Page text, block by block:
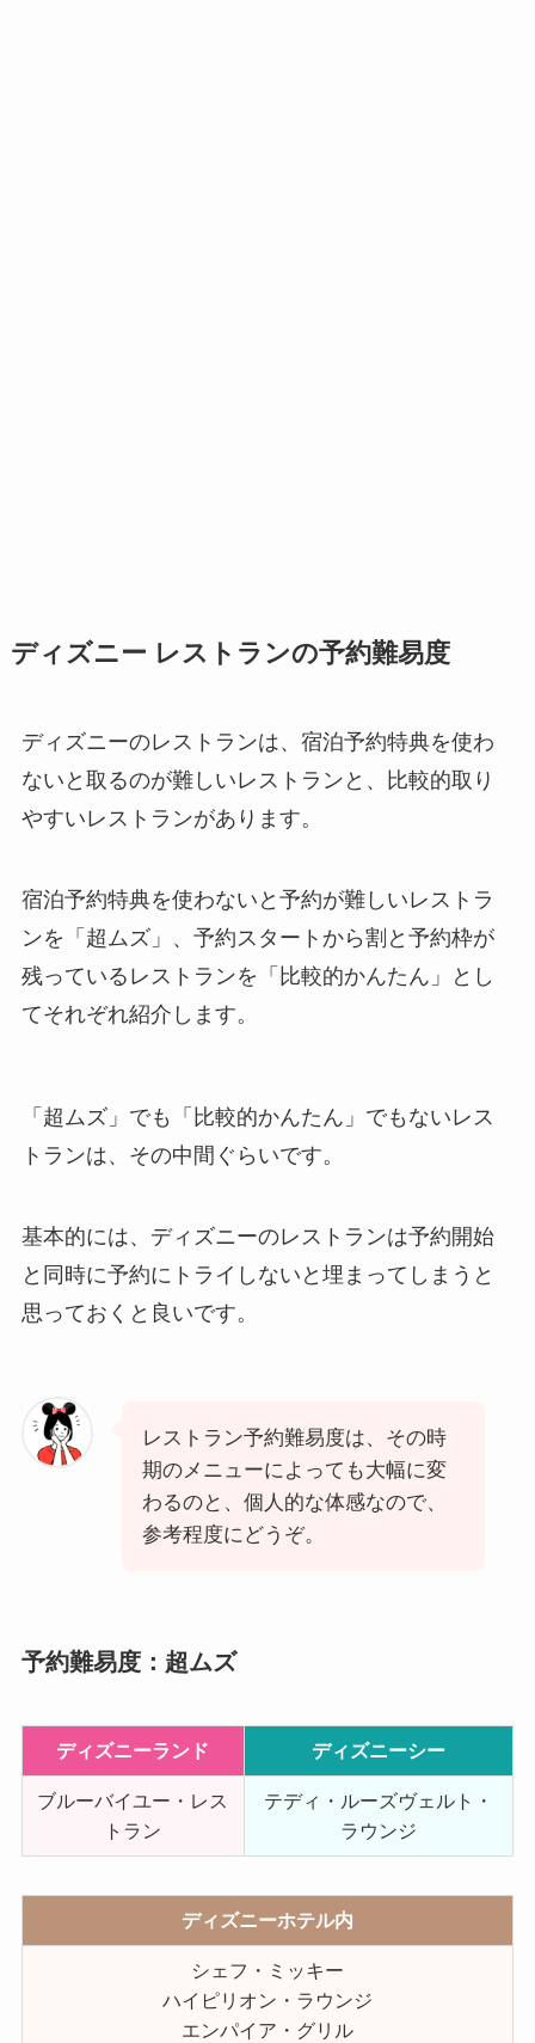
ディズニー レストランの予約難易度
ディズニーのレストランは、宿泊予約特典を使わ
ないと取るのが難しいレストランと、比較的取り
やすいレストランがあります。
宿泊予約特典を使わないと予約が難しいレストラ
ンを「超ムズ」、予約スタートから割と予約枠が
残っているレストランを「比較的かんたん」とし
てそれぞれ紹介します。
「超ムズ」でも「比較的かんたん」でもないレス
トランは、その中間ぐらいです。
基本的には、ディズニーのレストランは予約開始
と同時に予約にトライしないと埋まってしまうと
思っておくと良いです。
レストラン予約難易度は、その時
期のメニューによっても大幅に変
わるのと、個人的な体感なので、
参考程度にどうぞ。
予約難易度：超ムズ
ディズニーランド ディズニーシー
ブルーバイユー・レス
トラン
テディ・ルーズヴェルト・
ラウンジ
ディズニーホテル内
シェフ・ミッキー
ハイピリオン・ラウンジ
エンパイア・グリル